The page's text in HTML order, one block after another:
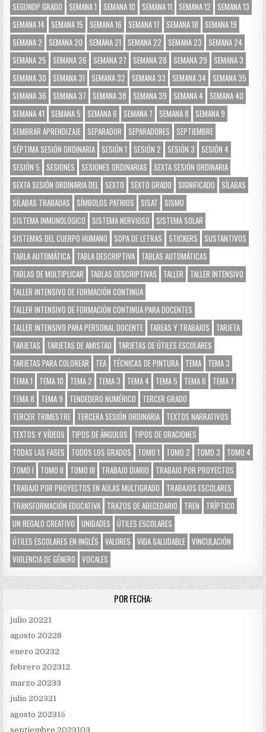
SEGUNDP GRADO
SEMANA 1 SEMANA 10 SEMANA 11 SEMANA 12
SEMANA 13
SEMANA 14
SEMANA 15 SEMANA 16 SEMANA 17 SEMANA 18
SEMANA 19
SEMANA 2
SEMANA 20 SEMANA 21 SEMANA 22 SEMANA 23
SEMANA 24
SEMANA 25
SEMANA 26 SEMANA 27 SEMANA 28 SEMANA 29
SEMANA 3
SEMANA 30
SEMANA 31 SEMANA 32 SEMANA 33 SEMANA 34
SEMANA 35
SEMANA 36
SEMANA 37 SEMANA 38 SEMANA 39 SEMANA 4
SEMANA 40
SEMANA 41
SEMANA 5 SEMANA 6 SEMANA 7 SEMANA 8
SEMANA 9
SEMBRAR APRENDIZAJE SEPARADOR SEPARADORES
SEPTIEMBRE
SÉPTIMA SESIÓN ORDINARIA SESIÓN 1 SESIÓN 2 SESIÓN 3
SESIÓN 4
SESIÓN 5
SESIONES SESIONES ORDINARIAS
SEXTA SESIÓN ORDINARIA
SEXTA SESIÓN ORDINARIA DEL SEXTO SEXTO GRADO SIGNIFICADO
SÍLABAS
SÍLABAS TRABADAS
SÍMBOLOS PATRIOS SISAT
SISMO
SISTEMA INMUNOLÓGICO
SISTEMA NERVIOSO
SISTEMA SOLAR
SISTEMAS DEL CUERPO HUMANO
SOPA DE LETRAS STICKERS
SUSTANTIVOS
TABLA AUTOMÁTICA TABLA DESCRIPTIVA TABLAS AUTOMÁTICAS
TABLAS DE MULTIPLICAR
TABLAS DESCRIPTIVAS TALLER
TALLER INTENSIVO
TALLER INTENSIVO DE FORMACIÓN CONTINUA
TALLER INTENSIVO DE FORMACIÓN CONTINUA PARA DOCENTES
TALLER INTENSIVO PARA PERSONAL DOCENTE TAREAS Y TRABAJOS
TARJETA
TARJETAS
TARJETAS DE AMISTAD
TARJETAS DE ÚTILES ESCOLARES
TARJETAS PARA COLOREAR
TEA TÉCNICAS DE PINTURA TEMA TEMA 3
TEMA 1
TEMA 10 TEMA 2 TEMA 3 TEMA 4 TEMA 5 TEMA 6
TEMA 7
TEMA 8
TEMA 9 TENDEDERO NUMÉRICO
TERCER GRADO
TERCER TRIMESTRE TERCERA SESIÓN ORDINARIA TEXTOS NARRATIVOS
TEXTOS Y VÍDEOS
TIPOS DE ÁNGULOS
TIPOS DE ORACIONES
TODAS LAS FASES
TODOS LOS GRADOS TOMO 1 TOMO 2 TOMO 3
TOMO 4
TOMO I
TOMO II TOMO III TRABAJO DIARIO
TRABAJO POR PROYECTOS
TRABAJO POR PROYECTOS EN AULAS MULTIGRADO
TRABAJOS ESCOLARES
TRANSFORMACIÓN EDUCATIVA TRAZOS DE ABECEDARIO TREN
TRÍPTICO
UN REGALO CREATIVO
UNIDADES
ÚTILES ESCOLARES
ÚTILES ESCOLARES EN INGLÉS
VALORES VIDA SALUDABLE VINCULACIÓN
VIOLENCIA DE GÉNERO
VOCALES
POR FECHA:
julio 20221
agosto 20228
enero 20232
febrero 202312
marzo 20233
julio 202321
agosto 202315
septiembre 2023103